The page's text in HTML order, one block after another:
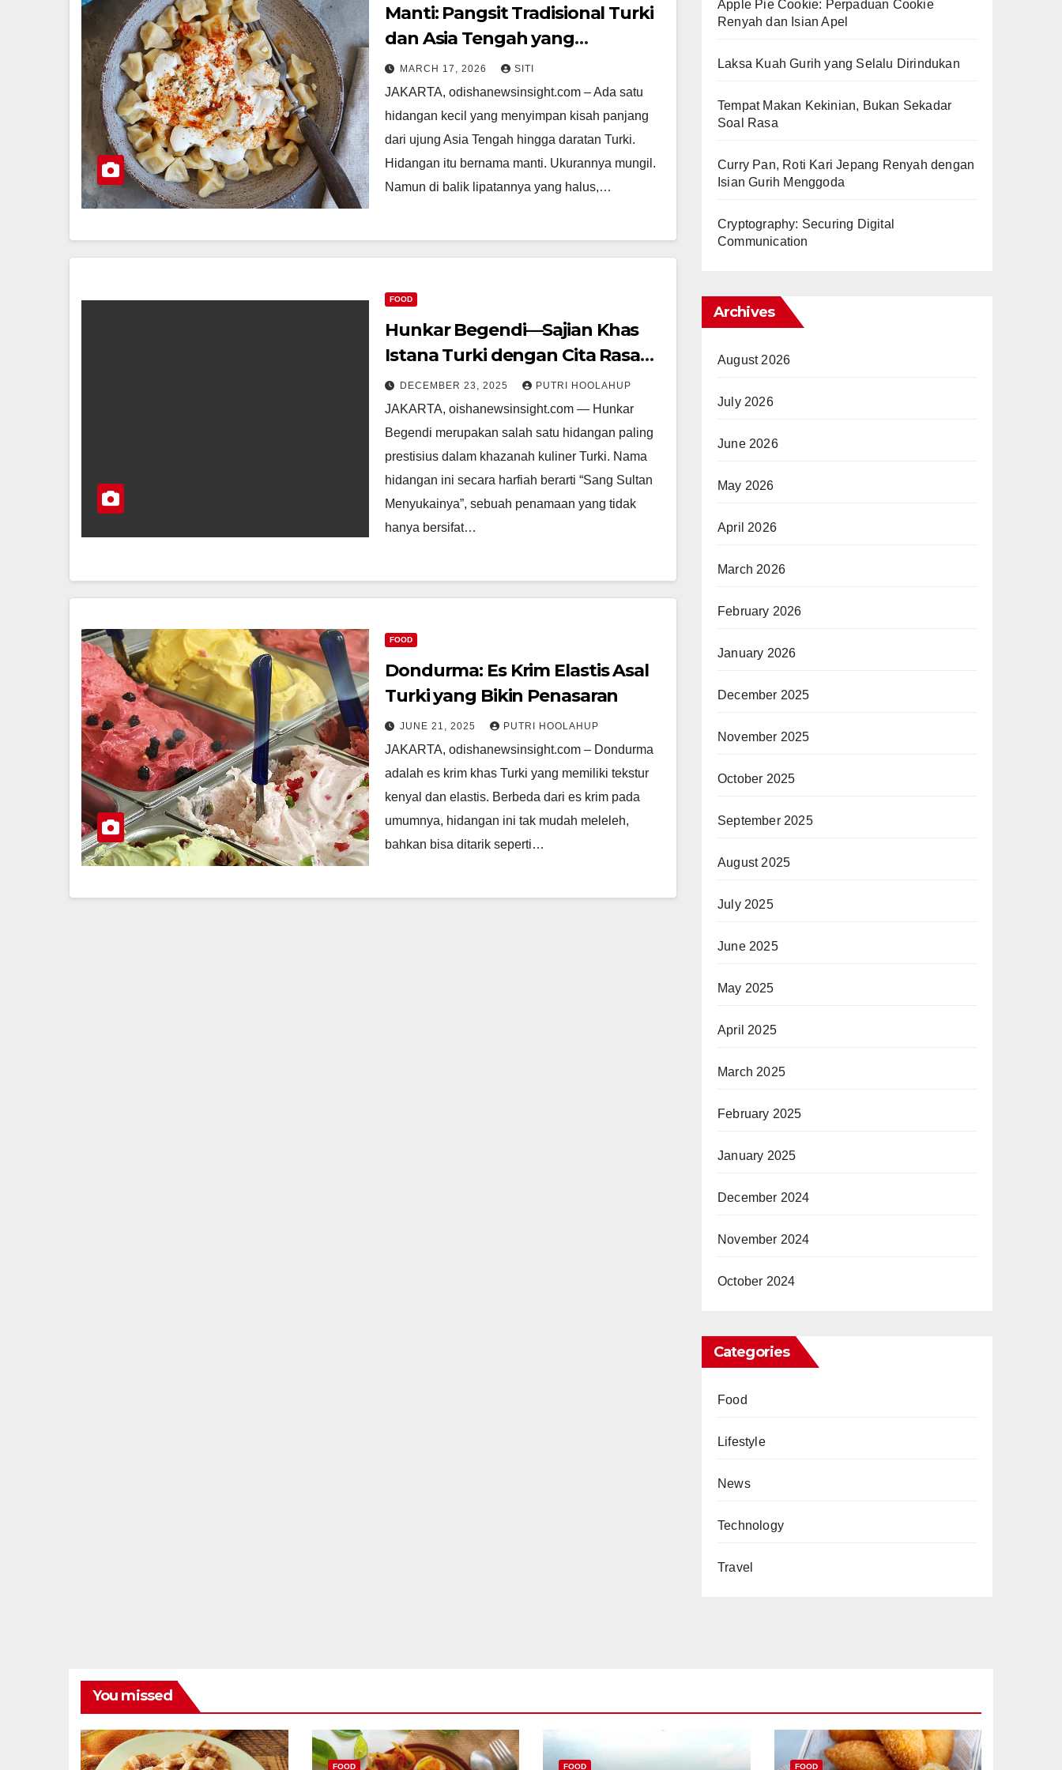
Manti: Pangsit Tradisional Turki
dan Asia Tengah yang
Menggugah Selera
MARCH 17, 2026 SITI
JAKARTA, odishanewsinsight.com – Ada satu
hidangan kecil yang menyimpan kisah panjang
dari ujung Asia Tengah hingga daratan Turki.
Hidangan itu bernama manti. Ukurannya mungil.
Namun di balik lipatannya yang halus,…
FOOD
Hunkar Begendi—Sajian Khas
Istana Turki dengan Cita Rasa
Abadi
DECEMBER 23, 2025 PUTRI HOOLAHUP
JAKARTA, oishanewsinsight.com — Hunkar
Begendi merupakan salah satu hidangan paling
prestisius dalam khazanah kuliner Turki. Nama
hidangan ini secara harfiah berarti “Sang Sultan
Menyukainya”, sebuah penamaan yang tidak
hanya bersifat…
FOOD
Dondurma: Es Krim Elastis Asal
Turki yang Bikin Penasaran
JUNE 21, 2025 PUTRI HOOLAHUP
JAKARTA, odishanewsinsight.com – Dondurma
adalah es krim khas Turki yang memiliki tekstur
kenyal dan elastis. Berbeda dari es krim pada
umumnya, hidangan ini tak mudah meleleh,
bahkan bisa ditarik seperti…
Apple Pie Cookie: Perpaduan Cookie
Renyah dan Isian Apel
Laksa Kuah Gurih yang Selalu Dirindukan
Tempat Makan Kekinian, Bukan Sekadar
Soal Rasa
Curry Pan, Roti Kari Jepang Renyah dengan
Isian Gurih Menggoda
Cryptography: Securing Digital
Communication
Archives
August 2026
July 2026
June 2026
May 2026
April 2026
March 2026
February 2026
January 2026
December 2025
November 2025
October 2025
September 2025
August 2025
July 2025
June 2025
May 2025
April 2025
March 2025
February 2025
January 2025
December 2024
November 2024
October 2024
Categories
Food
Lifestyle
News
Technology
Travel
You missed
FOOD FOOD FOOD